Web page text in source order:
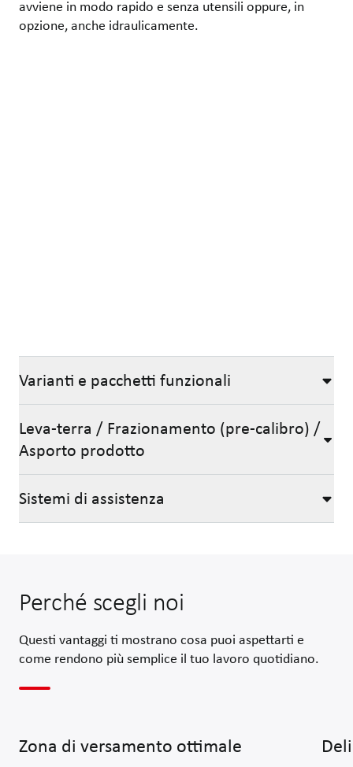
avviene in modo rapido e senza utensili oppure, in
opzione, anche idraulicamente.
Varianti e pacchetti funzionali
Leva-terra / Frazionamento (pre-calibro) /
Asporto prodotto
Sistemi di assistenza
Varianti
Gruppo leva-terra
Le tramogge dello sfuso RH 20 E, RH 20, RH 24 e RH 28
Nastri di asporto
I nastri di asporto trasportano via in modo affidabile terra e
Perché scegli noi
Questi vantaggi ti mostrano cosa puoi aspettarti e
come rendono più semplice il tuo lavoro quotidiano.
Zona di versamento ottimale